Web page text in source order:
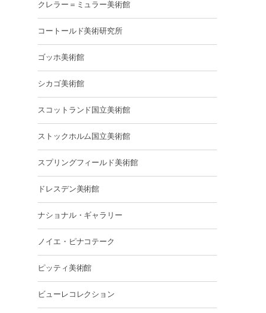
クレラー＝ミュラー美術館
コートールド美術研究所
ゴッホ美術館
シカゴ美術館
スコットランド国立美術館
ストックホルム国立美術館
スプリングフィールド美術館
ドレスデン美術館
ナショナル・ギャラリー
ノイエ・ピナコテーク
ピッティ美術館
ビューレコレクション